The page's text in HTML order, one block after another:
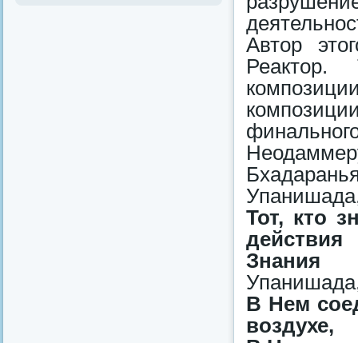
Автор
Тот, кто
Знания
В Нем
воздухе,